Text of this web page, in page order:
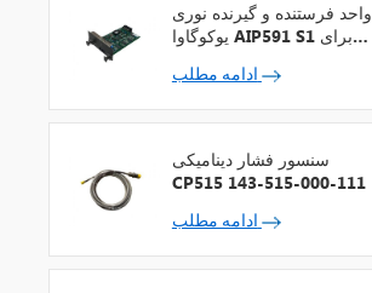
واحد فرستنده و گیرنده نوری
یوکوگاوا AIP591 S1 برای
سنسور فشار دینامیکی
CP515 143-515-000-111